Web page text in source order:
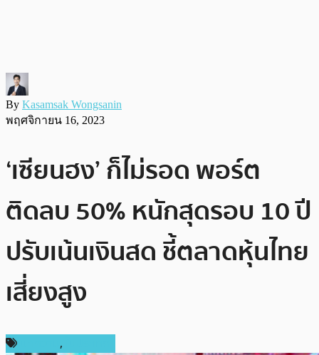
By Kasamsak Wongsanin
พฤศจิกายน 16, 2023
‘เซียนฮง’ ก็ไม่รอด พอร์ต
ติดลบ 50% หนักสุดรอบ 10 ปี
ปรับเน้นเงินสด ชี้ตลาดหุ้นไทย
เสี่ยงสูง
,